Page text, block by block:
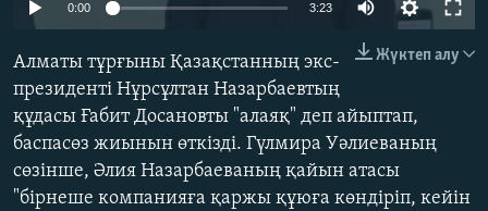
360p
720p 1080p
0:00 3:23
480p
1080p
Жүктеп алу
Алматы тұрғыны Қазақстанның экс-
президенті Нұрсұлтан Назарбаевтың
құдасы Ғабит Досановты "алаяқ" деп айыптап,
баспасөз жиынын өткізді. Гүлмира Уәлиеваның
сөзінше, Әлия Назарбаеваның қайын атасы
"бірнеше компанияға қаржы құюға көндіріп, кейін